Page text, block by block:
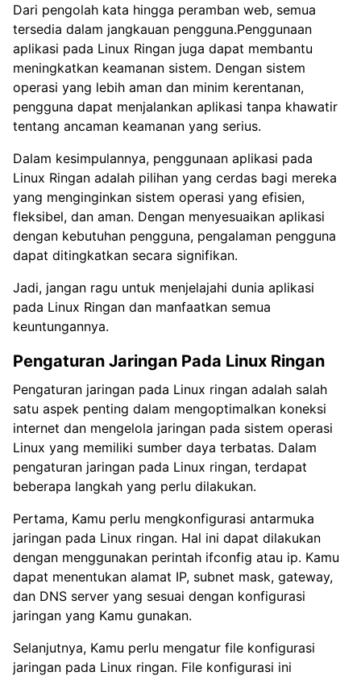
Dari pengolah kata hingga peramban web, semua
tersedia dalam jangkauan pengguna.Penggunaan
aplikasi pada Linux Ringan juga dapat membantu
meningkatkan keamanan sistem. Dengan sistem
operasi yang lebih aman dan minim kerentanan,
pengguna dapat menjalankan aplikasi tanpa khawatir
tentang ancaman keamanan yang serius.
Dalam kesimpulannya, penggunaan aplikasi pada
Linux Ringan adalah pilihan yang cerdas bagi mereka
yang menginginkan sistem operasi yang efisien,
fleksibel, dan aman. Dengan menyesuaikan aplikasi
dengan kebutuhan pengguna, pengalaman pengguna
dapat ditingkatkan secara signifikan.
Jadi, jangan ragu untuk menjelajahi dunia aplikasi
pada Linux Ringan dan manfaatkan semua
keuntungannya.
Pengaturan Jaringan Pada Linux Ringan
Pengaturan jaringan pada Linux ringan adalah salah
satu aspek penting dalam mengoptimalkan koneksi
internet dan mengelola jaringan pada sistem operasi
Linux yang memiliki sumber daya terbatas. Dalam
pengaturan jaringan pada Linux ringan, terdapat
beberapa langkah yang perlu dilakukan.
Pertama, Kamu perlu mengkonfigurasi antarmuka
jaringan pada Linux ringan. Hal ini dapat dilakukan
dengan menggunakan perintah ifconfig atau ip. Kamu
dapat menentukan alamat IP, subnet mask, gateway,
dan DNS server yang sesuai dengan konfigurasi
jaringan yang Kamu gunakan.
Selanjutnya, Kamu perlu mengatur file konfigurasi
jaringan pada Linux ringan. File konfigurasi ini